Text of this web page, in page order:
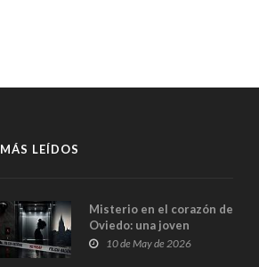
MÁS LEÍDOS
Misterio en el corazón de
Oviedo: una joven
aparece muerta dentro
10 de May de 2026